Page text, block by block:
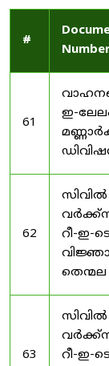
#
61
ഇ-
62
സിവിൽ
റീ-ഇ-
63
സിവിൽ
റീ-ഇ-